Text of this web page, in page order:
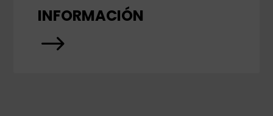
INFORMACIÓN
$